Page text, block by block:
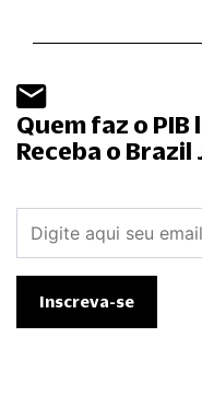
Quem faz o PIB
Receba o